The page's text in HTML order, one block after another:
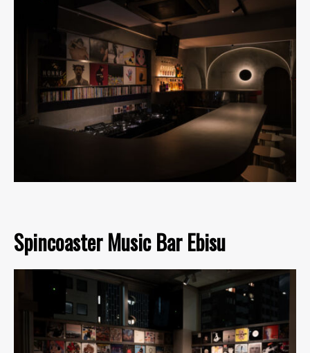
Spincoaster Music Bar Ebisu